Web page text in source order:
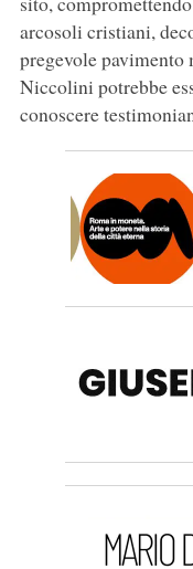
arcosoli cristiani,
pregevole pavimento
Niccolini potrebbe
conoscere